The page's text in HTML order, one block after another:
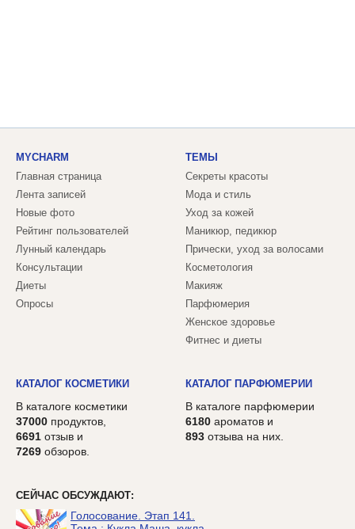
MYCHARM
Главная страница
Лента записей
Новые фото
Рейтинг пользователей
Лунный календарь
Консультации
Диеты
Опросы
ТЕМЫ
Секреты красоты
Мода и стиль
Уход за кожей
Маникюр, педикюр
Прически, уход за волосами
Косметология
Макияж
Парфюмерия
Женское здоровье
Фитнес и диеты
КАТАЛОГ КОСМЕТИКИ
В каталоге косметики
37000 продуктов,
6691 отзыв и
7269 обзоров.
КАТАЛОГ ПАРФЮМЕРИИ
В каталоге парфюмерии
6180 ароматов и
893 отзыва на них.
СЕЙЧАС ОБСУЖДАЮТ:
Голосование. Этап 141.